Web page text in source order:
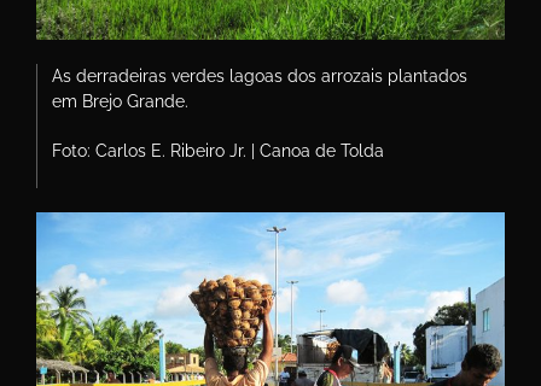
As derradeiras verdes lagoas dos arrozais plantados
em Brejo Grande.
Foto: Carlos E. Ribeiro Jr. | Canoa de Tolda